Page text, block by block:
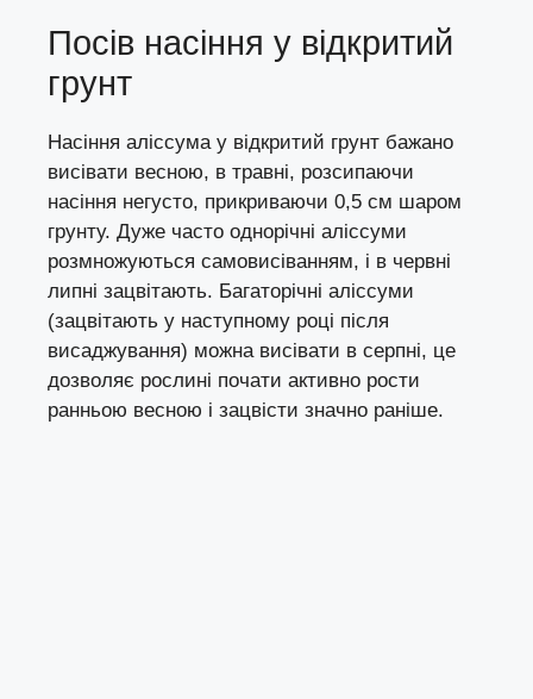
Посів насіння у відкритий
грунт
Насіння аліссума у відкритий грунт бажано
висівати весною, в травні, розсипаючи
насіння негусто, прикриваючи 0,5 см шаром
грунту. Дуже часто однорічні аліссуми
розмножуються самовисіванням, і в червні
липні зацвітають. Багаторічні аліссуми
(зацвітають у наступному році після
висаджування) можна висівати в серпні, це
дозволяє рослині почати активно рости
ранньою весною і зацвісти значно раніше.